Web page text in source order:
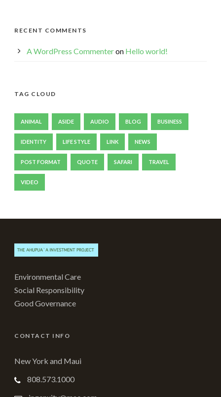
RECENT COMMENTS
A WordPress Commenteron Hello world!
TAG CLOUD
ANIMAL ASIDE AUDIO BLOG BUSINESS
IDENTITY LIFE STYLE LINK NEWS
POST FORMAT QUOTE SAFARI TRAVEL
VIDEO
Environmental Care
Social Responsibility
Good Governance
CONTACT INFO
New York and Maui
808.573.1000